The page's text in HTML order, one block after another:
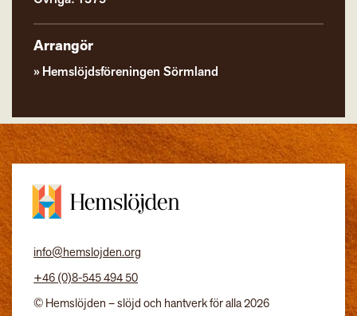
Arrangör
Hemslöjdsföreningen Sörmland
info@hemslojden.org
+46 (0)8-545 494 50
© Hemslöjden – slöjd och hantverk för alla 2026